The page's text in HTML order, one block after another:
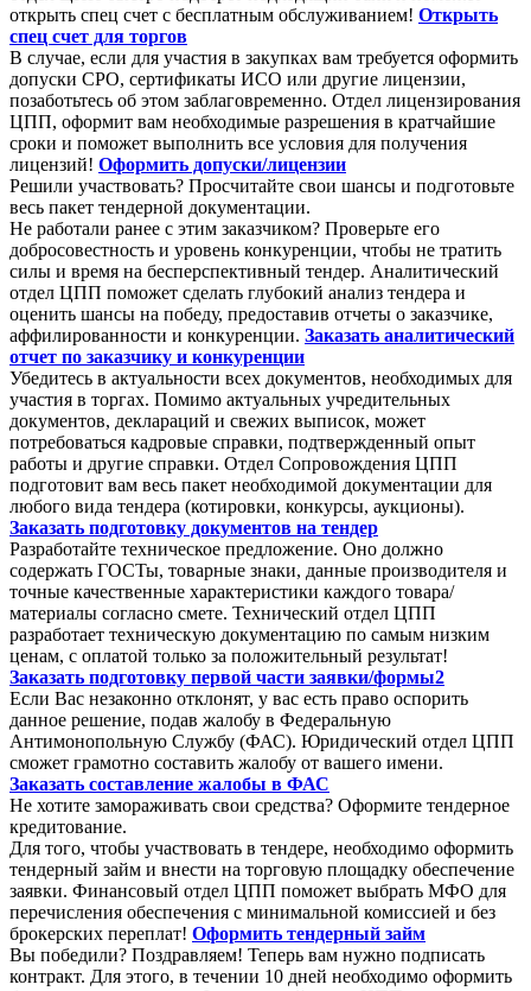
открыть спец счет с бесплатным обслуживанием! Открыть
спец счет для торгов
В случае, если для участия в закупках вам требуется оформить
допуски СРО, сертификаты ИСО или другие лицензии,
позаботьтесь об этом заблаговременно. Отдел лицензирования
ЦПП, оформит вам необходимые разрешения в кратчайшие
сроки и поможет выполнить все условия для получения
лицензий! Оформить допуски/лицензии
Решили участвовать? Просчитайте свои шансы и подготовьте
весь пакет тендерной документации.
Не работали ранее с этим заказчиком? Проверьте его
добросовестность и уровень конкуренции, чтобы не тратить
силы и время на бесперспективный тендер. Аналитический
отдел ЦПП поможет сделать глубокий анализ тендера и
оценить шансы на победу, предоставив отчеты о заказчике,
аффилированности и конкуренции. Заказать аналитический
отчет по заказчику и конкуренции
Убедитесь в актуальности всех документов, необходимых для
участия в торгах. Помимо актуальных учредительных
документов, деклараций и свежих выписок, может
потребоваться кадровые справки, подтвержденный опыт
работы и другие справки. Отдел Сопровождения ЦПП
подготовит вам весь пакет необходимой документации для
любого вида тендера (котировки, конкурсы, аукционы).
Заказать подготовку документов на тендер
Разработайте техническое предложение. Оно должно
содержать ГОСТы, товарные знаки, данные производителя и
точные качественные характеристики каждого товара/
материалы согласно смете. Технический отдел ЦПП
разработает техническую документацию по самым низким
ценам, с оплатой только за положительный результат!
Заказать подготовку первой части заявки/формы2
Если Вас незаконно отклонят, у вас есть право оспорить
данное решение, подав жалобу в Федеральную
Антимонопольную Службу (ФАС). Юридический отдел ЦПП
сможет грамотно составить жалобу от вашего имени.
Заказать составление жалобы в ФАС
Не хотите замораживать свои средства? Оформите тендерное
кредитование.
Для того, чтобы участвовать в тендере, необходимо оформить
тендерный займ и внести на торговую площадку обеспечение
заявки. Финансовый отдел ЦПП поможет выбрать МФО для
перечисления обеспечения с минимальной комиссией и без
брокерских переплат! Оформить тендерный займ
Вы победили? Поздравляем! Теперь вам нужно подписать
контракт. Для этого, в течении 10 дней необходимо оформить